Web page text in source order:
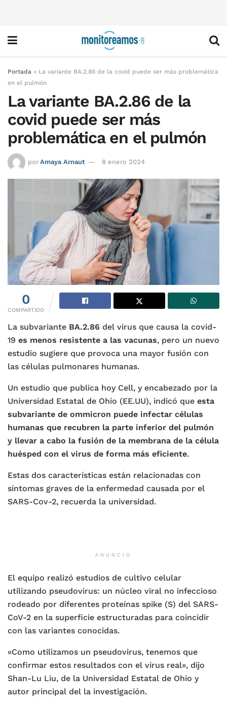
Portada » La variante BA.2.86 de la covid puede ser más problemática
en el pulmón
La variante BA.2.86 de la
covid puede ser más
problemática en el pulmón
por Amaya Arnaut 8 enero 2024
0
COMPARTIDO
La subvariante BA.2.86 del virus que causa la covid-
19 es menos resistente a las vacunas, pero un nuevo
estudio sugiere que provoca una mayor fusión con
las células pulmonares humanas.
Un estudio que publica hoy Cell, y encabezado por la
Universidad Estatal de Ohio (EE.UU), indicó que esta
subvariante de ommicron puede infectar células
humanas que recubren la parte inferior del pulmón
y llevar a cabo la fusión de la membrana de la célula
huésped con el virus de forma más eficiente.
Estas dos características están relacionadas con
síntomas graves de la enfermedad causada por el
SARS-Cov-2, recuerda la universidad.
ANUNCIO
El equipo realizó estudios de cultivo celular
utilizando pseudovirus: un núcleo viral no infeccioso
rodeado por diferentes proteínas spike (S) del SARS-
CoV-2 en la superficie estructuradas para coincidir
con las variantes conocidas.
«Como utilizamos un pseudovirus, tenemos que
confirmar estos resultados con el virus real», dijo
Shan-Lu Liu, de la Universidad Estatal de Ohio y
autor principal del la investigación.